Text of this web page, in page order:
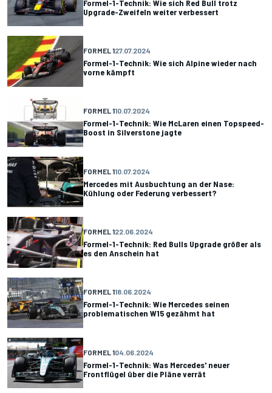
Formel-1-Technik: Wie sich Red Bull trotz
Upgrade-Zweifeln weiter verbessert
FORMEL 127.07.2024
Formel-1-Technik: Wie sich Alpine wieder nach
vorne kämpft
FORMEL 110.07.2024
Formel-1-Technik: Wie McLaren einen Topspeed-
Boost in Silverstone jagte
FORMEL 110.07.2024
Mercedes mit Ausbuchtung an der Nase:
Kühlung oder Federung verbessert?
FORMEL 122.06.2024
Formel-1-Technik: Red Bulls Upgrade größer als
es den Anschein hat
FORMEL 118.06.2024
Formel-1-Technik: Wie Mercedes seinen
problematischen W15 gezähmt hat
FORMEL 104.06.2024
Formel-1-Technik: Was Mercedes' neuer
Frontflügel über die Pläne verrät